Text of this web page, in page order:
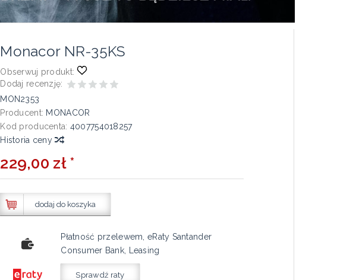
Monacor NR-35KS
Obserwuj produkt:
Dodaj recenzję:
MON2353
Producent: MONACOR
Kod producenta: 4007754018257
Historia ceny
229,00 zł *
dodaj do koszyka
Płatność przelewem, eRaty Santander
Consumer Bank, Leasing
Sprawdź raty